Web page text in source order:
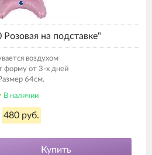
на подставке"
воздухом
форму от 3-х дней
64см.
В наличии
480 руб.
Купить